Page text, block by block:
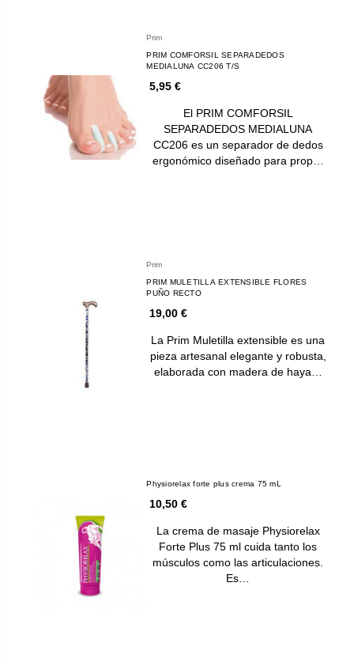
Prim
PRIM COMFORSIL SEPARADEDOS
MEDIALUNA CC206 T/S
5,95 €
El PRIM COMFORSIL
SEPARADEDOS MEDIALUNA
CC206 es un separador de dedos
ergonómico diseñado para prop…
Prim
PRIM MULETILLA EXTENSIBLE FLORES
PUÑO RECTO
19,00 €
La Prim Muletilla extensible es una
pieza artesanal elegante y robusta,
elaborada con madera de haya…
Physiorelax forte plus crema 75 mL
10,50 €
La crema de masaje Physiorelax
Forte Plus 75 ml cuida tanto los
músculos como las articulaciones.
Es…